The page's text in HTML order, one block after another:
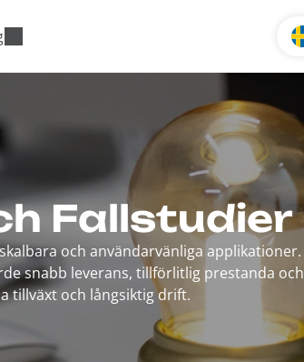
Fallstudier
och användarvänliga applikationer.
snabb leverans, tillförlitlig prestanda och
tillväxt och långsiktig drift.